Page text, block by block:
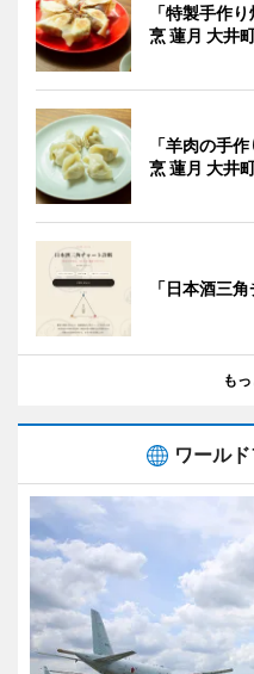
「特製手作
烹 蓮月 大井町
「羊肉の手
烹 蓮月 大井町
「日本酒三
も
ワール